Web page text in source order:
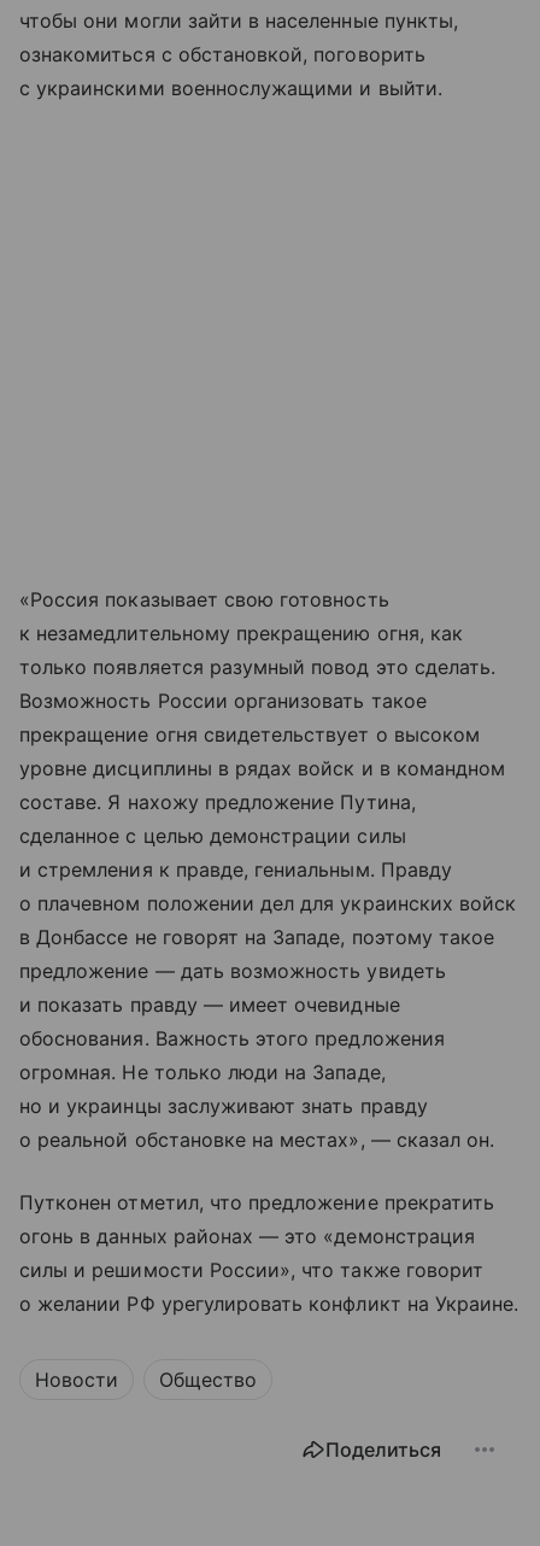
чтобы они могли зайти в населенные пункты,
ознакомиться с обстановкой, поговорить
с украинскими военнослужащими и выйти.
«Россия показывает свою готовность
к незамедлительному прекращению огня, как
только появляется разумный повод это сделать.
Возможность России организовать такое
прекращение огня свидетельствует о высоком
уровне дисциплины в рядах войск и в командном
составе. Я нахожу предложение Путина,
сделанное с целью демонстрации силы
и стремления к правде, гениальным. Правду
о плачевном положении дел для украинских войск
в Донбассе не говорят на Западе, поэтому такое
предложение — дать возможность увидеть
и показать правду — имеет очевидные
обоснования. Важность этого предложения
огромная. Не только люди на Западе,
но и украинцы заслуживают знать правду
о реальной обстановке на местах», — сказал он.
Путконен отметил, что предложение прекратить
огонь в данных районах — это «демонстрация
силы и решимости России», что также говорит
о желании РФ урегулировать конфликт на Украине.
Новости Общество
Поделиться